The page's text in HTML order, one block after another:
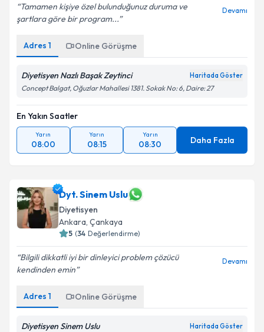
Tamamen kişiye özel bulunduğunuz duruma ve
şartlara göre bir program...
Devamı
Adres 1 Online Görüşme
Diyetisyen Nazlı Başak Zeytinci Haritada Göster
Concept Balgat, Oğuzlar Mahallesi 1381. Sokak No: 6, Daire: 27
En Yakın Saatler
Yarın
08:00
Yarın
08:15
Yarın
08:30 Daha Fazla
Dyt. Sinem Uslu
Diyetisyen
Ankara, Çankaya
5 (34 Değerlendirme)
Bilgili dikkatli iyi bir dinleyici problem çözücü
kendinden emin
Devamı
Adres 1 Online Görüşme
Diyetisyen Sinem Uslu Haritada Göster